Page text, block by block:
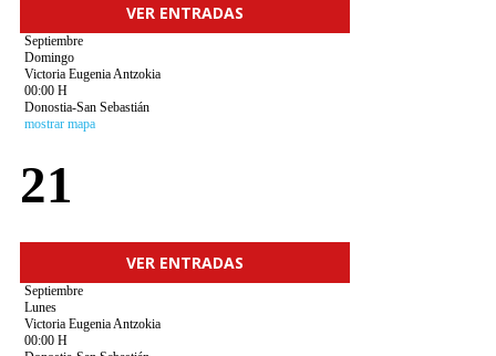
VER ENTRADAS
Septiembre
Domingo
Victoria Eugenia Antzokia
00:00 H
Donostia-San Sebastián
mostrar mapa
21
VER ENTRADAS
Septiembre
Lunes
Victoria Eugenia Antzokia
00:00 H